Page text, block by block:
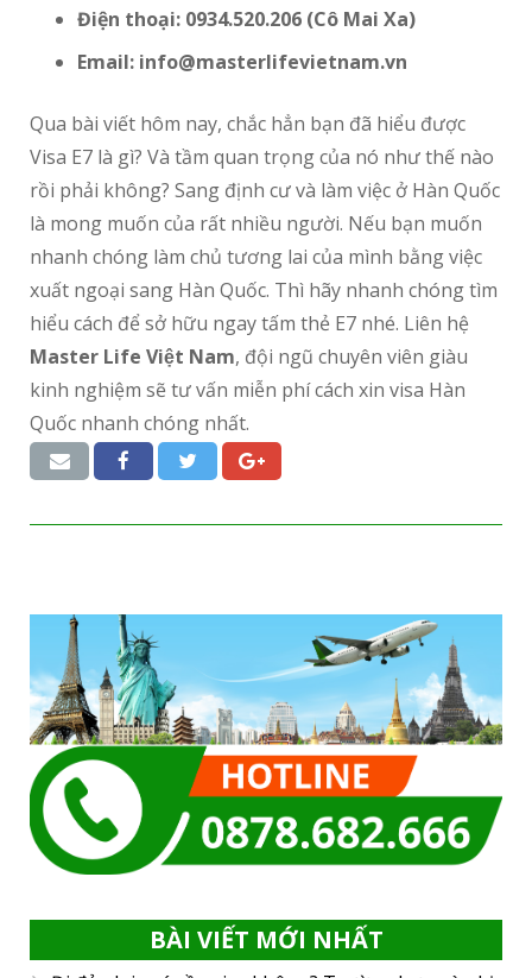
Điện thoại: 0934.520.206 (Cô Mai Xa)
Email: info@masterlifevietnam.vn
Qua bài viết hôm nay, chắc hẳn bạn đã hiểu được
Visa E7 là gì? Và tầm quan trọng của nó như thế nào
rồi phải không? Sang định cư và làm việc ở Hàn Quốc
là mong muốn của rất nhiều người. Nếu bạn muốn
nhanh chóng làm chủ tương lai của mình bằng việc
xuất ngoại sang Hàn Quốc. Thì hãy nhanh chóng tìm
hiểu cách để sở hữu ngay tấm thẻ E7 nhé. Liên hệ
Master Life Việt Nam, đội ngũ chuyên viên giàu
kinh nghiệm sẽ tư vấn miễn phí cách xin visa Hàn
Quốc nhanh chóng nhất.
BÀI VIẾT MỚI NHẤT